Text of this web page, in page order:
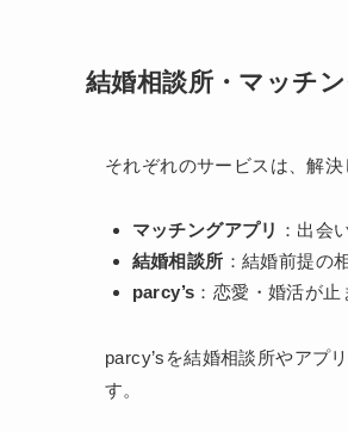
結婚相談所・マッチ
それぞれのサービスは、解決
マッチングアプリ ：出会
結婚相談所 ：結婚前提の
parcy’s ：恋愛・婚活が
parcy’sを結婚相談所やアプ
す。